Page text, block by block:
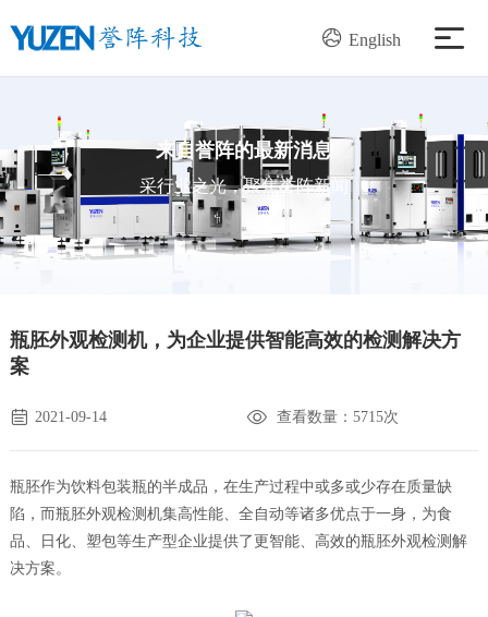
English
产品中心
解决方案
服务支持
关于我们
联系&服务
来自誉阵的最新消息
采行业之光，聚焦誉阵新闻
瓶胚外观检测机，为企业提供智能高效的检测解决方
案
2021-09-14 查看数量：5715次
瓶胚作为饮料包装瓶的半成品，在生产过程中或多或少存在质量缺
陷，而瓶胚外观检测机集高性能、全自动等诸多优点于一身，为食
品、日化、塑包等生产型企业提供了更智能、高效的瓶胚外观检测解
决方案。